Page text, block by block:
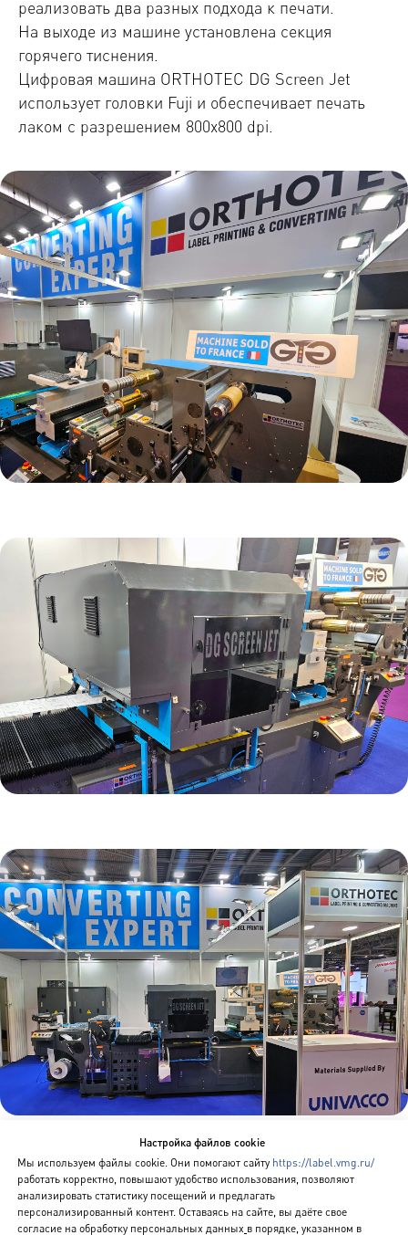
реализовать два разных подхода к печати.
На выходе из машине установлена секция
горячего тиснения.
Цифровая машина ORTHOTEC DG Screen Jet
использует головки Fuji и обеспечивает печать
лаком с разрешением 800x800 dpi.
Смотреть другие новости
Настройка файлов cookie
Мы используем файлы cookie. Они помогают сайту https://label.vmg.ru/
работать корректно, повышают удобство использования, позволяют
анализировать статистику посещений и предлагать
персонализированный контент. Оставаясь на сайте, вы даёте свое
согласие на обработку персональных данных в порядке, указанном в